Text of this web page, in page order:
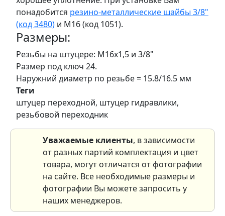
понадобится резино-металлические шайбы 3/8"
(код 3480) и М16 (код 1051).
Размеры:
Резьбы на штуцере: М16х1,5 и 3/8"
Размер под ключ 24.
Наружний диаметр по резьбе = 15.8/16.5 мм
Теги
штуцер переходной, штуцер гидравлики,
резьбовой переходник
Уважаемые клиенты, в зависимости
от разных партий комплектация и цвет
товара, могут отличатся от фотографии
на сайте. Все необходимые размеры и
фотографии Вы можете запросить у
наших менеджеров.